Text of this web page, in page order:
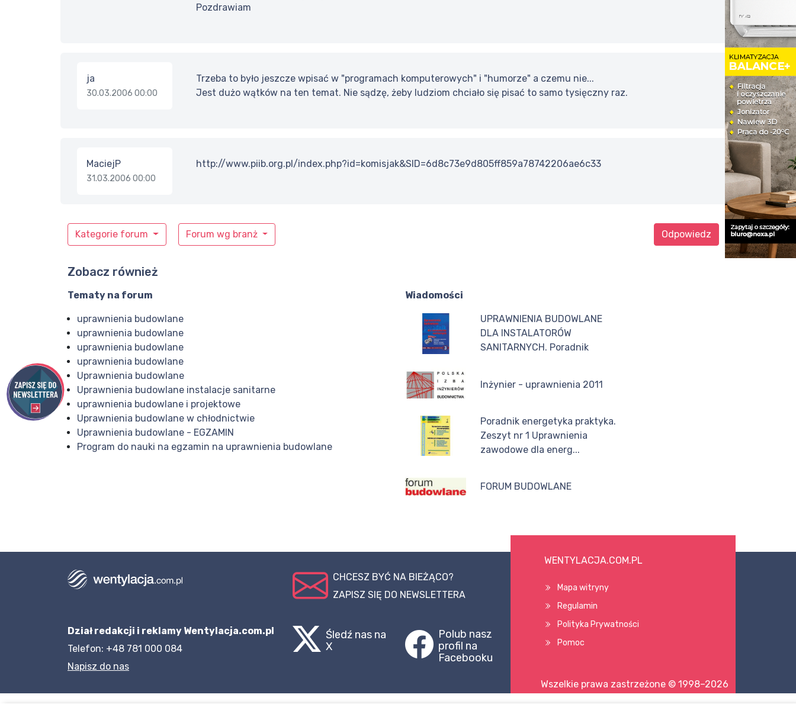
Pozdrawiam
ja
30.03.2006 00:00
Trzeba to było jeszcze wpisać w "programach komputerowych" i "humorze" a czemu nie...
Jest dużo wątków na ten temat. Nie sądzę, żeby ludziom chciało się pisać to samo tysięczny raz.
MaciejP
31.03.2006 00:00
http://www.piib.org.pl/index.php?id=komisjak&SID=6d8c73e9d805ff859a78742206ae6c33
Kategorie forum Forum wg branż Odpowiedz
Zobacz również
Tematy na forum
uprawnienia budowlane
uprawnienia budowlane
uprawnienia budowlane
uprawnienia budowlane
Uprawnienia budowlane
Uprawnienia budowlane instalacje sanitarne
uprawnienia budowlane i projektowe
Uprawnienia budowlane w chłodnictwie
Uprawnienia budowlane - EGZAMIN
Program do nauki na egzamin na uprawnienia budowlane
Wiadomości
UPRAWNIENIA BUDOWLANE
DLA INSTALATORÓW
SANITARNYCH. Poradnik
Inżynier - uprawnienia 2011
Poradnik energetyka praktyka.
Zeszyt nr 1 Uprawnienia
zawodowe dla energ...
FORUM BUDOWLANE
CHCESZ BYĆ NA BIEŻĄCO?
ZAPISZ SIĘ DO NEWSLETTERA
Dział redakcji i reklamy Wentylacja.com.pl
Telefon: +48 781 000 084
Napisz do nas
Śledź nas na
X
Polub nasz
profil na
Facebooku
WENTYLACJA.COM.PL
Mapa witryny
Regulamin
Polityka Prywatności
Pomoc
Wszelkie prawa zastrzeżone © 1998–2026